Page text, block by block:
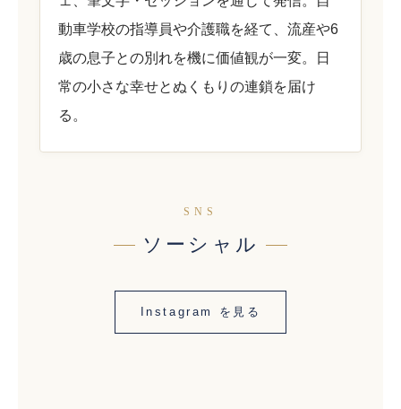
動車学校の指導員や介護職を経て、流産や6
歳の息子との別れを機に価値観が一変。日
常の小さな幸せとぬくもりの連鎖を届け
る。
SNS
ソーシャル
Instagram を見る